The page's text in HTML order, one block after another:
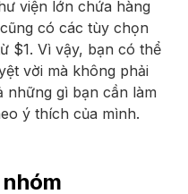
viện lớn chứa hàng
có các tùy chọn
$1. Vì vậy, bạn có thể
vời mà không phải
những gì bạn cần làm
ý thích của mình.